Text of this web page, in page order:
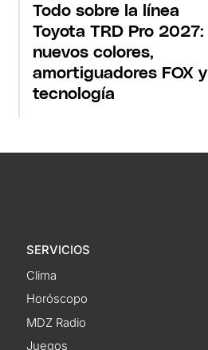
Todo sobre la línea
Toyota TRD Pro 2027:
nuevos colores,
amortiguadores FOX y
tecnología
SERVICIOS
Clima
Horóscopo
MDZ Radio
Juegos